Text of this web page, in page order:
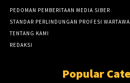
PEDOMAN PEMBERITAAN MEDIA SIBER
STANDAR PERLINDUNGAN PROFESI
TENTANG KAMI
REDAKSI
Popular